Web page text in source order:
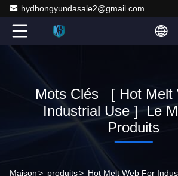
hydhongyundasale2@gmail.com
Mots Clés [ Hot Melt
Industrial Use ] Le
Produits
Maison> produits>